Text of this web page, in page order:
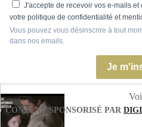
J'accepte de recevoir vos e-mails
votre politique de confidentialité et
Vous pouvez vous désinscrire à tout
dans nos emails.
Je
CONTENU SPONSORISÉ PAR